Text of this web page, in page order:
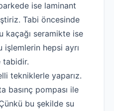
ise laminant
Tabi öncesinde
kaçağı seramikte ise
işlemlerin hepsi ayrı
tabidir.
tekniklerle yaparız.
basınç pompası ile
bu şekilde su